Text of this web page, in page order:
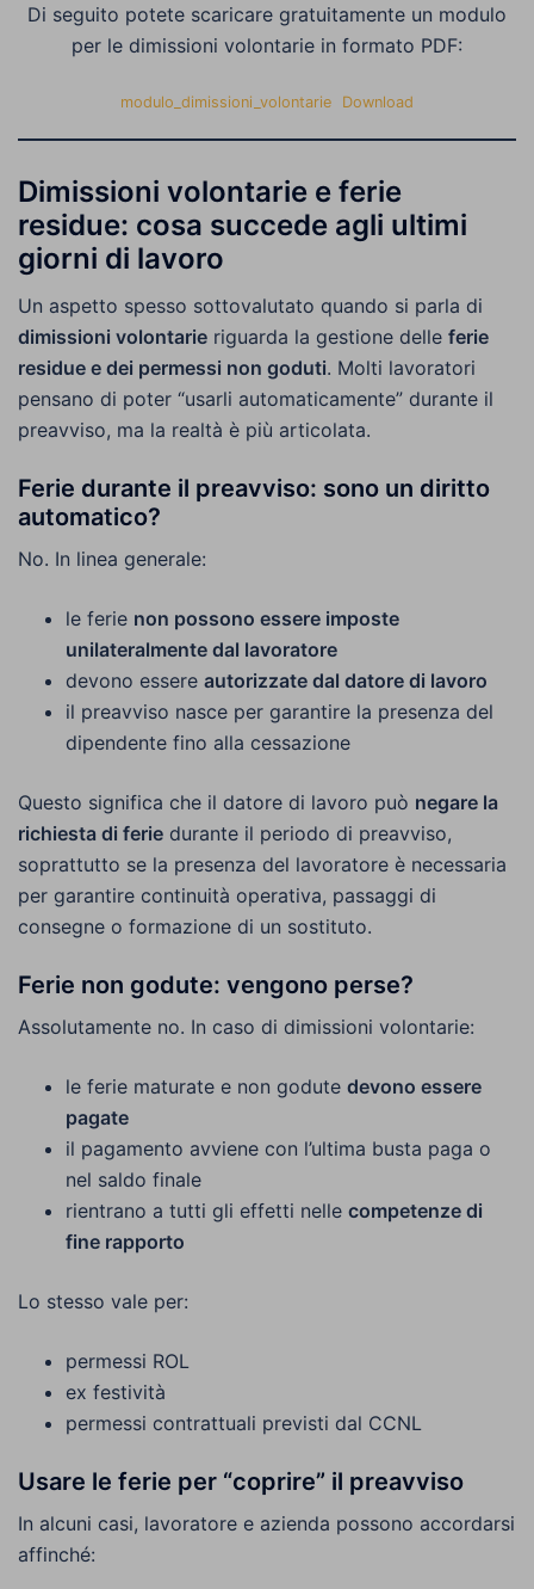
Di seguito potete scaricare gratuitamente un modulo
per le dimissioni volontarie in formato PDF:
modulo_dimissioni_volontarie Download
Dimissioni volontarie e ferie
residue: cosa succede agli ultimi
giorni di lavoro
Un aspetto spesso sottovalutato quando si parla di
dimissioni volontarie riguarda la gestione delle ferie
residue e dei permessi non goduti. Molti lavoratori
pensano di poter “usarli automaticamente” durante il
preavviso, ma la realtà è più articolata.
Ferie durante il preavviso: sono un diritto
automatico?
No. In linea generale:
le ferie non possono essere imposte
unilateralmente dal lavoratore
devono essere autorizzate dal datore di lavoro
il preavviso nasce per garantire la presenza del
dipendente fino alla cessazione
Questo significa che il datore di lavoro può negare la
richiesta di ferie durante il periodo di preavviso,
soprattutto se la presenza del lavoratore è necessaria
per garantire continuità operativa, passaggi di
consegne o formazione di un sostituto.
Ferie non godute: vengono perse?
Assolutamente no. In caso di dimissioni volontarie:
le ferie maturate e non godute devono essere
pagate
il pagamento avviene con l’ultima busta paga o
nel saldo finale
rientrano a tutti gli effetti nelle competenze di
fine rapporto
Lo stesso vale per:
permessi ROL
ex festività
permessi contrattuali previsti dal CCNL
Usare le ferie per “coprire” il preavviso
In alcuni casi, lavoratore e azienda possono accordarsi
affinché: